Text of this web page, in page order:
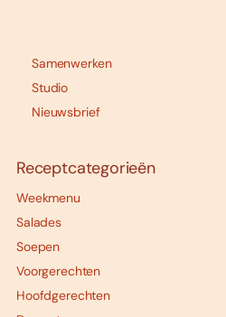
Samenwerken
Studio
Nieuwsbrief
Receptcategorieën
Weekmenu
Salades
Soepen
Voorgerechten
Hoofdgerechten